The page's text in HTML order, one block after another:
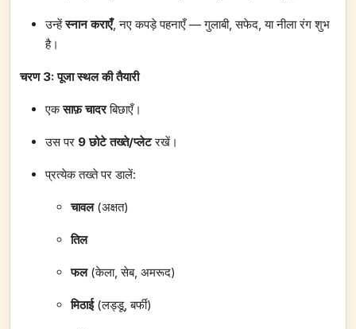
उन्हेंस्नान कराएँ, नए कपड़े पहनाएँ — गुलाबी, सफेद, या नीला रंग शुभ
है।
चरण 3: पूजा स्थल की तैयारी
एकसाफ़ चादरबिछाएँ।
उस पर 9 छोटे तख्ते/प्लेटरखें।
प्रत्येक तख्ते पर डालें:
चावल(अक्षत)
तिल
फल(केला, सेब, अमरूद)
मिठाई(लड्डू, बर्फी)